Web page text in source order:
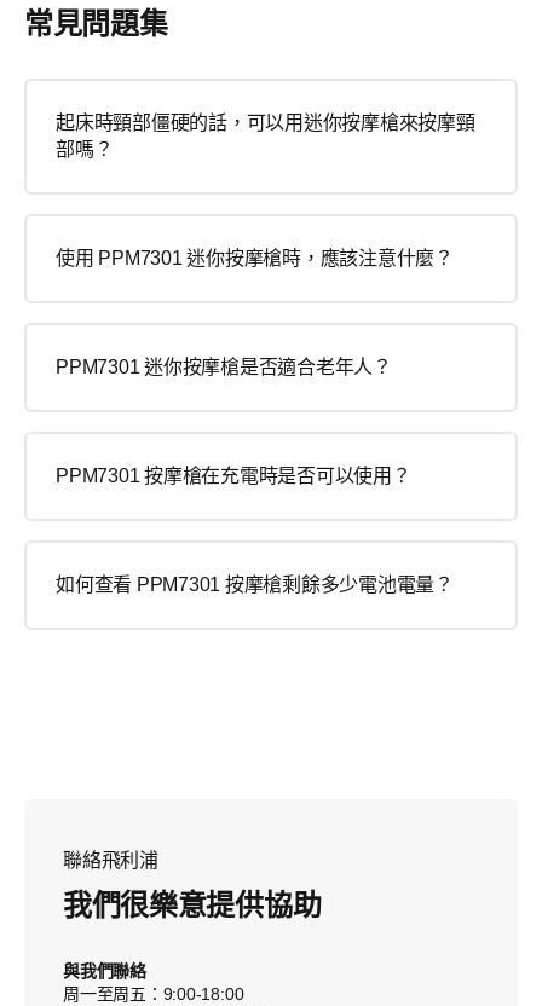
常見問題集
起床時頸部僵硬的話，可以用迷你按摩槍來按摩頸
部嗎？
使用 PPM7301 迷你按摩槍時，應該注意什麼？
PPM7301 迷你按摩槍是否適合老年人？
PPM7301 按摩槍在充電時是否可以使用？
如何查看 PPM7301 按摩槍剩餘多少電池電量？
聯絡飛利浦
我們很樂意提供協助
與我們聯絡
周一至周五：9:00-18:00